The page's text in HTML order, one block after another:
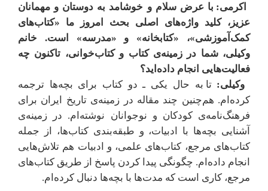
اکرمی: با عرض سلام و خوشامد به دوستان و مهمانان
عزیز، کلید واژه‌های اصلی بحث امروز ما «کتاب‌های
کمک‌آموزشی»، «کتابخانه» و «مدرسه» است. خانم
وکیلی، شما در زمینه‌ی کتاب و کتاب‌خوانی، تاکنون چه
فعالیت‌هایی انجام داده‌اید؟
وکیلی:تا به حال یکی ـ دو کتاب برای بچه‌ها ترجمه
کرده‌ام. هم‌چنین چند مقاله در زمینه‌ی تاریخ ایران برای
فرهنگ‌نامه‌ی کودکان و نوجوانان نوشته‌ام. در زمینه‌ی
آشنایی بچه‌ها با ادبیات، و طبقه‌بندی کتاب‌ها، از جمله
کتاب‌های مرجع، کتاب‌های علمی، و ادبیات هم تلاش‌هایی
انجام داده‌ام. چگونگی پیدا کردن پاسخ از طریق کتاب‌های
مرجع، کاری است که مدت‌ها با بچه‌ها دنبال کرده‌ام.